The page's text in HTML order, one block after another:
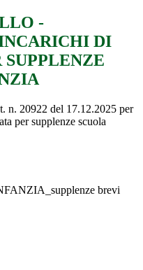
-
DI
SUPPLENZE
n. 20922 del 17.12.2025 per
per supplenze scuola
brevi